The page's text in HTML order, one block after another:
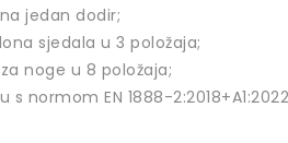
jedan dodir;
sjedala u 3 položaja;
noge u 8 položaja;
s normom EN 1888-